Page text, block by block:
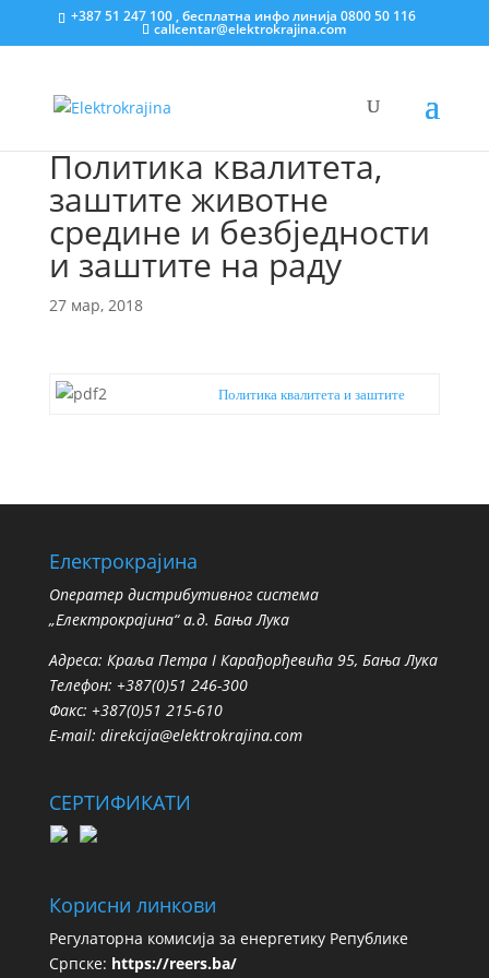
+387 51 247 100 , бесплатна инфо линија 0800 50 116
callcentar@elektrokrajina.com
Политика квалитета,
заштите животне
средине и безбједности
и заштите на раду
27 мар, 2018
Политика квалитета и заштите
Електрокрајина
Oператер дистрибутивног система
„Електрокрајина“ а.д. Бања Лука
Адреса: Краља Петра I Карађорђевића 95, Бања Лука
Телефон: +387(0)51 246-300
Факс: +387(0)51 215-610
E-mail: direkcija@elektrokrajina.com
СЕРТИФИКАТИ
Корисни линкови
Регулаторна комисија за енергетику Републике
Српске: https://reers.ba/